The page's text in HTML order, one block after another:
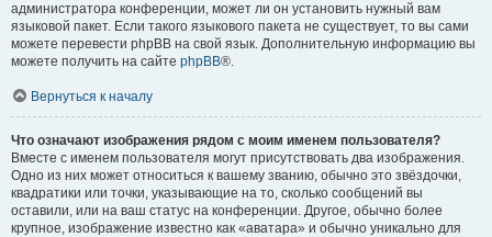
администратора конференции, может ли он установить нужный вам
языковой пакет. Если такого языкового пакета не существует, то вы сами
можете перевести phpBB на свой язык. Дополнительную информацию вы
можете получить на сайте phpBB®.
Вернуться к началу
Что означают изображения рядом с моим именем пользователя?
Вместе с именем пользователя могут присутствовать два изображения.
Одно из них может относиться к вашему званию, обычно это звёздочки,
квадратики или точки, указывающие на то, сколько сообщений вы
оставили, или на ваш статус на конференции. Другое, обычно более
крупное, изображение известно как «аватара» и обычно уникально для